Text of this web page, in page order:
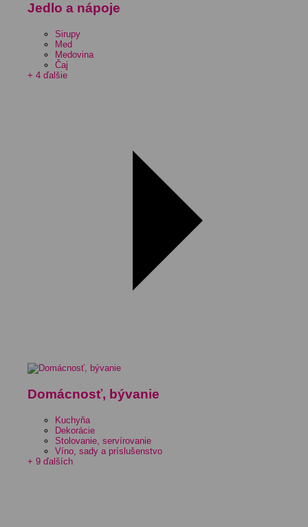
Jedlo a nápoje
Sirupy
Med
Medovina
Čaj
+ 4 ďalšie
Domácnosť, bývanie
Kuchyňa
Dekorácie
Stolovanie, servírovanie
Víno, sady a príslušenstvo
+ 9 ďalších